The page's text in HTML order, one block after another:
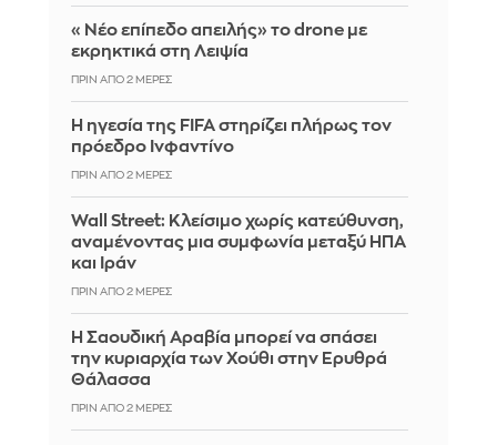
«Νέο επίπεδο απειλής» το drone με
εκρηκτικά στη Λειψία
ΠΡΙΝ ΑΠΌ 2 ΜΈΡΕΣ
Η ηγεσία της FIFA στηρίζει πλήρως τον
πρόεδρο Ινφαντίνο
ΠΡΙΝ ΑΠΌ 2 ΜΈΡΕΣ
Wall Street: Κλείσιμο χωρίς κατεύθυνση,
αναμένοντας μια συμφωνία μεταξύ ΗΠΑ
και Ιράν
ΠΡΙΝ ΑΠΌ 2 ΜΈΡΕΣ
Η Σαουδική Αραβία μπορεί να σπάσει
την κυριαρχία των Χούθι στην Ερυθρά
Θάλασσα
ΠΡΙΝ ΑΠΌ 2 ΜΈΡΕΣ